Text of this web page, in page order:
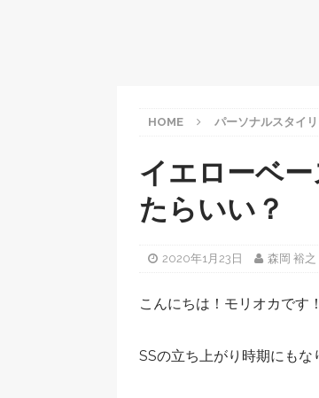
HOME パーソナルスタイ
イエローベ
たらいい？
2020年1月23日 森岡 裕之
こんにちは！モリオカです！
SSの立ち上がり時期にも